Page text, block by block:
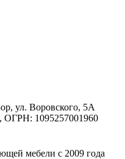
ул. Воровского, 5А
1095257001960
мебели с 2009 года